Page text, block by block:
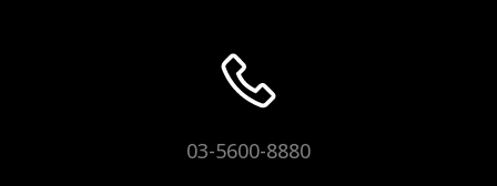
03-5600-8880